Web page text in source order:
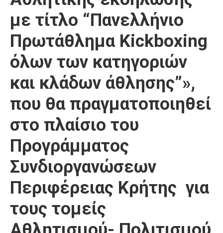
με τίτλο “Πανελλήνιο
Πρωτάθλημα Kickboxing
όλων των κατηγοριών
και κλάδων άθλησης”»,
που θα πραγματοποιηθεί
στo πλαίσιο του
Προγράμματος
Συνδιοργανώσεων
Περιφέρειας Κρήτης για
τους τομείς